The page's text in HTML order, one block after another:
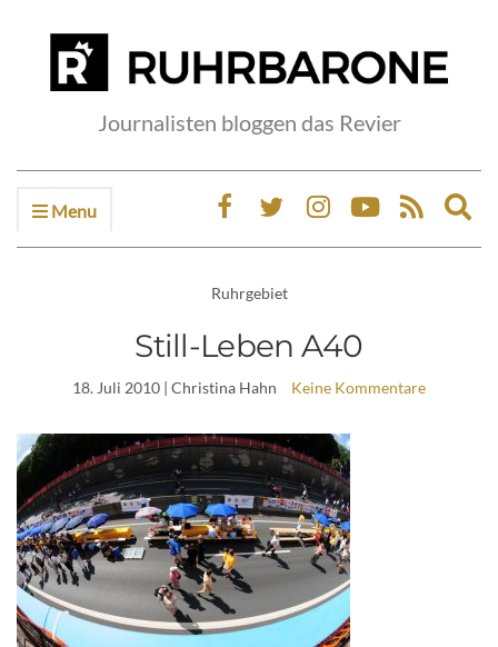
Journalisten bloggen das Revier
Menu
Ruhrgebiet
Still-Leben A40
18. Juli 2010 | Christina Hahn Keine Kommentare